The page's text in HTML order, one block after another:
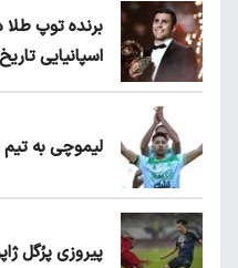
برنده توپ طلا
اسپانیایی تاریخ
لیموچی به
پیروزی پرُگل